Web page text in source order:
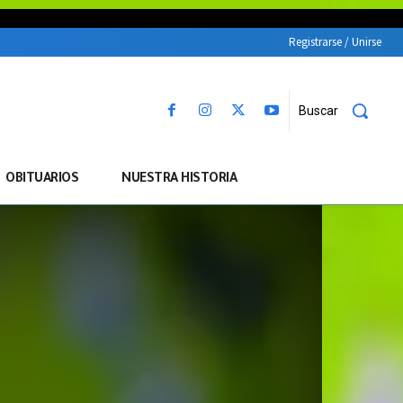
Registrarse / Unirse
Buscar
OBITUARIOS NUESTRA HISTORIA